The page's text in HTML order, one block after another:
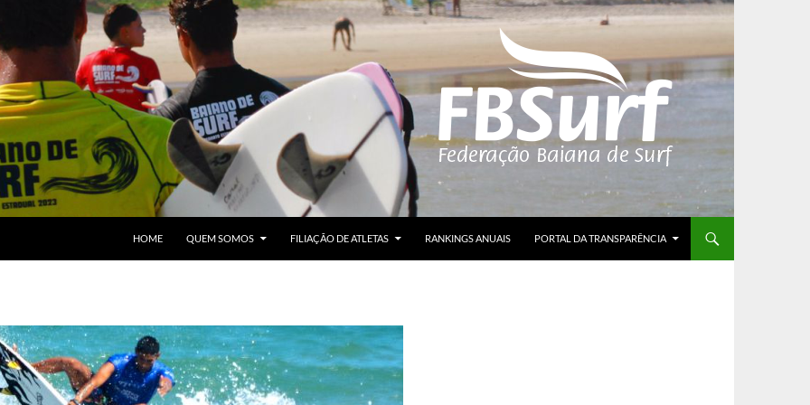
HOME QUEM SOMOS FILIAÇÃO DE ATLETAS RANKINGS ANUAIS PORTAL DA TRANSPARÊNCIA